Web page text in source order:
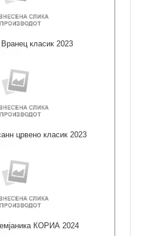
класик 2023
црвено класик 2023
КОРИА 2024